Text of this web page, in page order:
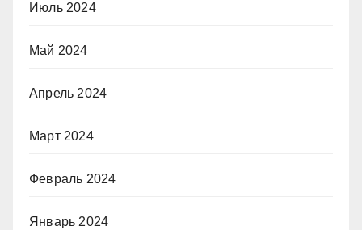
Июль 2024
Май 2024
Апрель 2024
Март 2024
Февраль 2024
Январь 2024